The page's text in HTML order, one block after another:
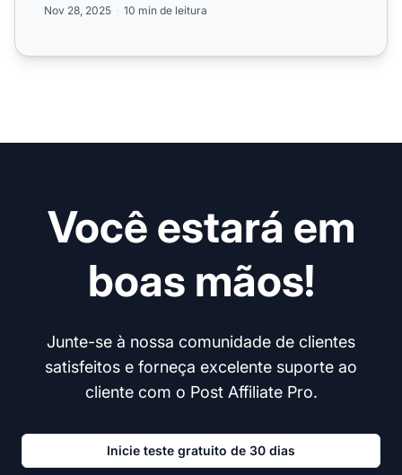
Nov 28, 2025 10 min de leitura
Você estará em
boas mãos!
Junte-se à nossa comunidade de clientes
satisfeitos e forneça excelente suporte ao
cliente com o Post Affiliate Pro.
Inicie teste gratuito de 30 dias